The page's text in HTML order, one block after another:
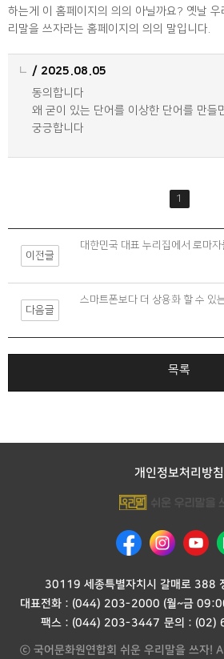
하는게 이 홈페이지의 의의 아닐까요? 옛날
리말을 쓰자라는 홈페이지의 의의 말입니다.
/ 2025.08.05
동의합니다
왜 굳이 있는 단어를 이상한 단어를 만들
궁긍합니다
1
이전글
대한민국 대표 누리집에서 로마
다음글
스마트폰보다 더 상용화 할 수 있
목록
개인정보처리방침
30119 세종특별자치시 갈매로 388
대표전화 : (044) 203-2000 (월~금
팩스 : (044) 203-3447 문의 : (02)
ⓒ 국어문화원연합회 쉬운 우리말을 쓰자!